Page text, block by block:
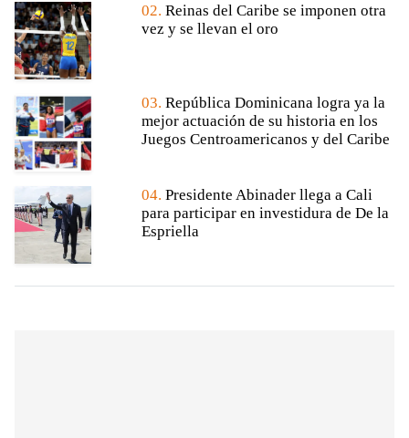
02. Reinas del Caribe se imponen otra
vez y se llevan el oro
03. República Dominicana logra ya la
mejor actuación de su historia en los
Juegos Centroamericanos y del Caribe
04. Presidente Abinader llega a Cali
para participar en investidura de De la
Espriella